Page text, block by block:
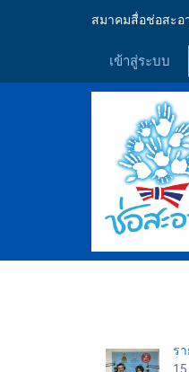
สมาคมสื่อช่อสะอ
เข้าสู่ระบบ
ร